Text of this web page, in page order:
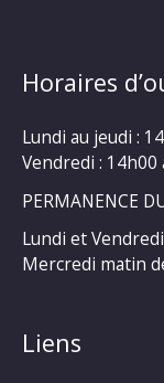
Horaires
Lundi au jeudi :
Vendredi : 14h00
PERMANENCE
Lundi et
Mercredi matin
Liens